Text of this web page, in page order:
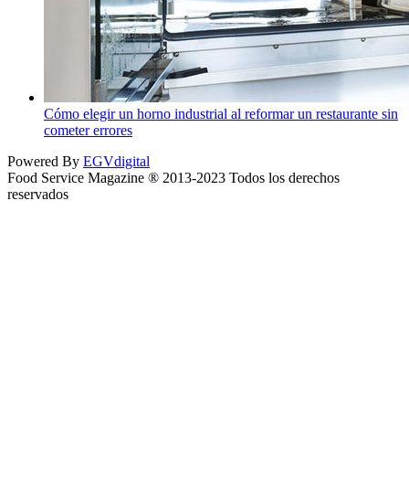
Cómo elegir un horno industrial al reformar un restaurante sin
cometer errores
Powered By EGVdigital
Food Service Magazine ® 2013-2023 Todos los derechos
reservados